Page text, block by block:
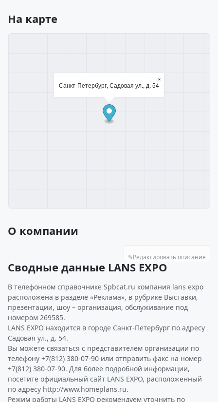
На карте
Санкт-Петербург, Садовая ул., д. 54
×
О компании
✎Редактировать описание
Сводные данные LANS EXPO
В телефонном справочнике Spbcat.ru компания lans expo
расположена в разделе «Реклама», в рубрике Выставки,
презентации, шоу – организация, обслуживание под
номером 269585.
LANS EXPO находится в городе Санкт-Петербург по адресу
Садовая ул., д. 54.
Вы можете связаться с представителем организации по
телефону +7(812) 380-07-90 или отправить факс на номер
+7(812) 380-07-90. Для более подробной информации,
посетите официальный сайт LANS EXPO, расположенный
по адресу http://www.homeplans.ru.
Режим работы LANS EXPO рекомендуем уточнить по